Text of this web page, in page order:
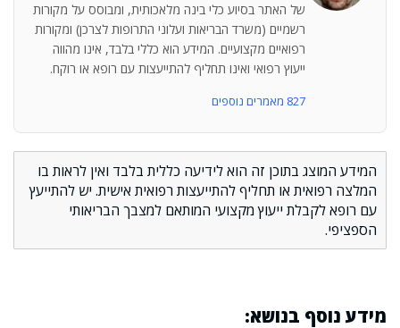
של האתר בסיוע כלי בינה מלאכותית, ומבוסס על מקורות
רשמיים (משרד הבריאות ועלוני התרופות לצרכן) ומקורות
רפואיים מקצועיים. המידע הוא כללי בלבד, אינו מהווה
ייעוץ רפואי ואינו תחליף להתייעצות עם רופא או רוקח.
827 מאמרים נוספים
המידע המוצג בתוכן זה הוא לידיעה כללית בלבד ואין לראות בו
המלצה רפואית או תחליף להתייעצות רפואית אישית. יש להתייעץ
עם רופא לקבלת ייעוץ מקצועי המותאם למצבך הבריאותי
הספציפי.
מידע נוסף בנושא: